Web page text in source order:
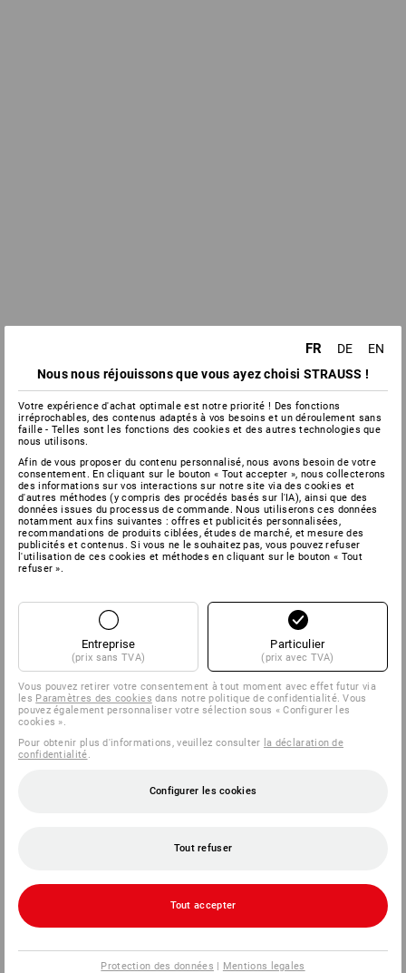
FR DE
EN
Nous nous réjouissons que vous ayez choisi STRAUSS !
Votre expérience d'achat optimale est notre priorité ! Des fonctions
irréprochables, des contenus adaptés à vos besoins et un déroulement sans
faille - Telles sont les fonctions des cookies et des autres technologies que
nous utilisons.
Afin de vous proposer du contenu personnalisé, nous avons besoin de votre
consentement. En cliquant sur le bouton « Tout accepter », nous collecterons
des informations sur vos interactions sur notre site via des cookies et
d'autres méthodes (y compris des procédés basés sur l'IA), ainsi que des
données issues du processus de commande. Nous utiliserons ces données
notamment aux fins suivantes : offres et publicités personnalisées,
recommandations de produits ciblées, études de marché, et mesure des
publicités et contenus. Si vous ne le souhaitez pas, vous pouvez refuser
l'utilisation de ces cookies et méthodes en cliquant sur le bouton « Tout
refuser ».
Entreprise
(prix sans TVA)
Particulier
(prix avec TVA)
Vous pouvez retirer votre consentement à tout moment avec effet futur via
les Paramètres des cookies dans notre politique de confidentialité. Vous
pouvez également personnaliser votre sélection sous « Configurer les
cookies ».
Pour obtenir plus d'informations, veuillez consulter la déclaration de
confidentialité.
Configurer les cookies
Tout refuser
Tout accepter
Protection des données | Mentions legales